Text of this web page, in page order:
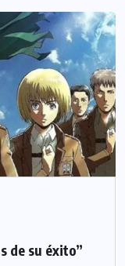
de su éxito”